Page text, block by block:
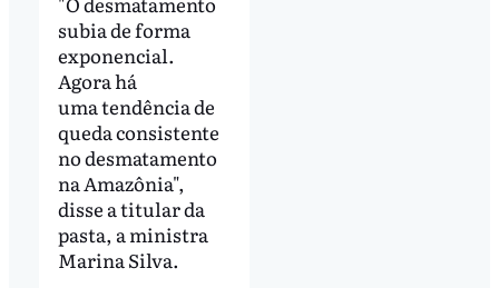
subia de forma
exponencial.
Agora há
uma tendência de
queda consistente
no desmatamento
na Amazônia",
disse a titular da
pasta, a ministra
Marina Silva.